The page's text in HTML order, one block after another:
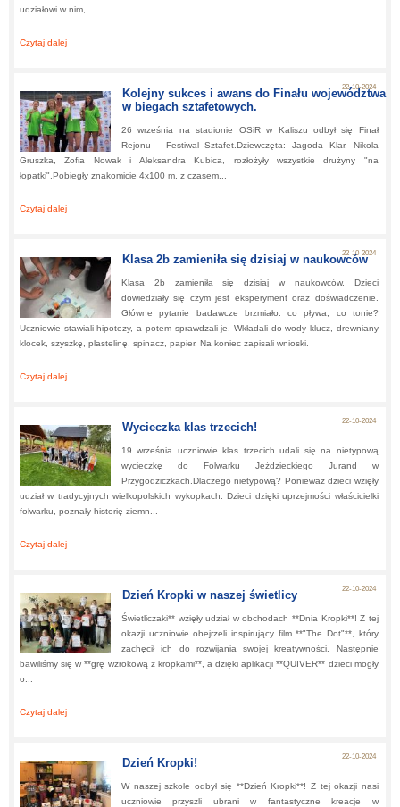
udziałowi w nim,...
Czytaj dalej
22-10-2024
Kolejny sukces i awans do Finału województwa
w biegach sztafetowych.
26 września na stadionie OSiR w Kaliszu odbył się Finał
Rejonu - Festiwal Sztafet.Dziewczęta: Jagoda Klar, Nikola
Gruszka, Zofia Nowak i Aleksandra Kubica, rozłożyły wszystkie drużyny "na
łopatki".Pobiegły znakomicie 4x100 m, z czasem...
Czytaj dalej
22-10-2024
Klasa 2b zamieniła się dzisiaj w naukowców
Klasa 2b zamieniła się dzisiaj w naukowców. Dzieci
dowiedziały się czym jest eksperyment oraz doświadczenie.
Główne pytanie badawcze brzmiało: co pływa, co tonie?
Uczniowie stawiali hipotezy, a potem sprawdzali je. Wkładali do wody klucz, drewniany
klocek, szyszkę, plastelinę, spinacz, papier. Na koniec zapisali wnioski.
Czytaj dalej
22-10-2024
Wycieczka klas trzecich!
19 września uczniowie klas trzecich udali się na nietypową
wycieczkę do Folwarku Jeździeckiego Jurand w
Przygodziczkach.Dlaczego nietypową? Ponieważ dzieci wzięły
udział w tradycyjnych wielkopolskich wykopkach. Dzieci dzięki uprzejmości właścicielki
folwarku, poznały historię ziemn...
Czytaj dalej
22-10-2024
Dzień Kropki w naszej świetlicy
Świetliczaki** wzięły udział w obchodach **Dnia Kropki**! Z tej
okazji uczniowie obejrzeli inspirujący film **"The Dot"**, który
zachęcił ich do rozwijania swojej kreatywności. Następnie
bawiliśmy się w **grę wzrokową z kropkami**, a dzięki aplikacji **QUIVER** dzieci mogły
o...
Czytaj dalej
22-10-2024
Dzień Kropki!
W naszej szkole odbył się **Dzień Kropki**! Z tej okazji nasi
uczniowie przyszli ubrani w fantastyczne kreacje w